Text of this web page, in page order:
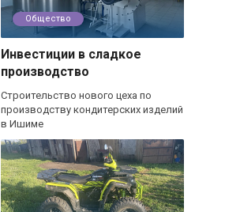
Общество
Инвестиции в сладкое
производство
Строительство нового цеха по
производству кондитерских изделий
в Ишиме